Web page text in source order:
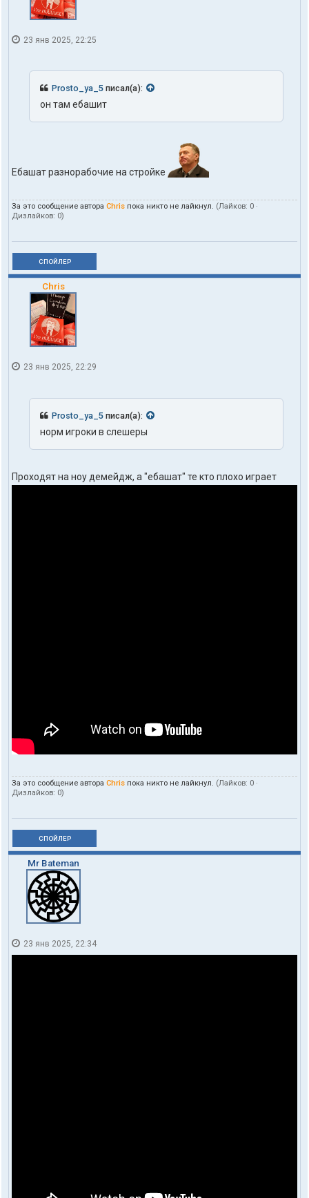
23 янв 2025, 22:25
Prosto_ya_5 писал(а):
он там ебашит
Ебашат разнорабочие на стройке
За это сообщение автора Chris пока никто не лайкнул. (Лайков: 0 ·
Дизлайков: 0)
СПОЙЛЕР
Chris
23 янв 2025, 22:29
Prosto_ya_5 писал(а):
норм игроки в слешеры
Проходят на ноу демейдж, а "ебашат" те кто плохо играет
За это сообщение автора Chris пока никто не лайкнул. (Лайков: 0 ·
Дизлайков: 0)
СПОЙЛЕР
Mr Bateman
23 янв 2025, 22:34